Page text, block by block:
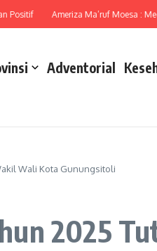
Ameriza Ma’ruf Moesa : Media
Adventorial
Wali Kota Gunungsitoli
2025